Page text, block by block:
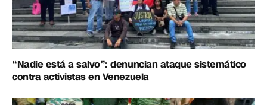
“Nadie está a salvo”: denuncian ataque sistemático
contra activistas en Venezuela